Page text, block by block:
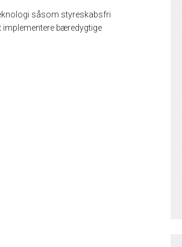
såsom styreskabsfri
bæredygtige